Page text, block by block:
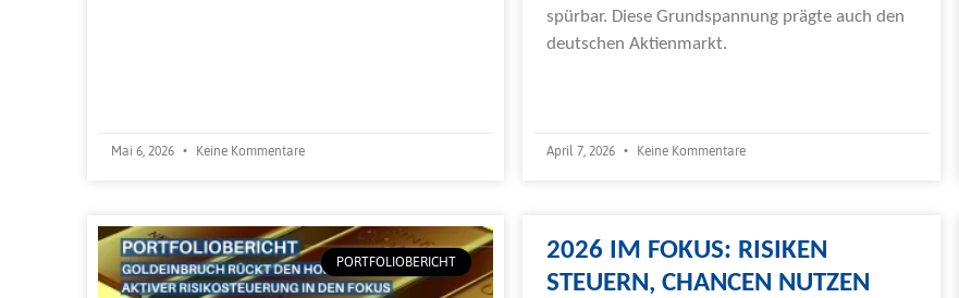
Mai 6, 2026 Keine Kommentare
spürbar. Diese Grundspannung prägte auch den
deutschen Aktienmarkt.
April 7, 2026 Keine Kommentare
PORTFOLIOBERICHT
2026 IM FOKUS: RISIKEN
STEUERN, CHANCEN NUTZEN